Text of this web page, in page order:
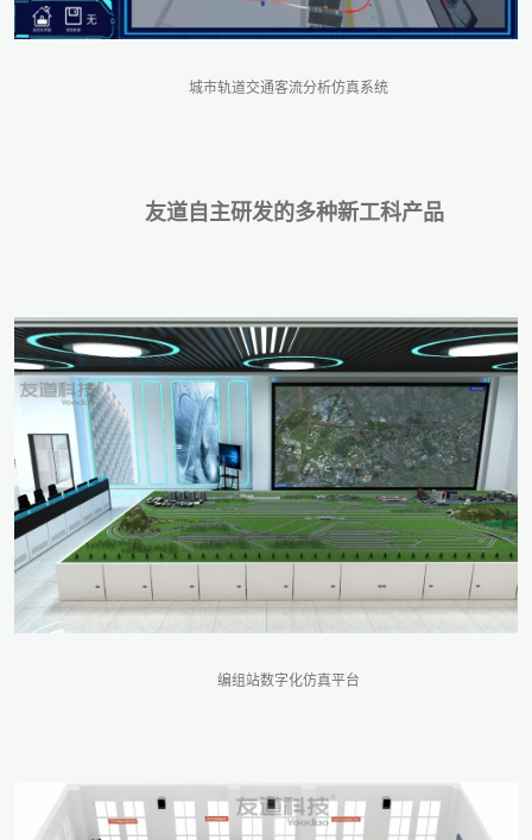
城市轨道交通客流分析仿真系统
友道自主研发的多种新工科产品
编组站数字化仿真平台